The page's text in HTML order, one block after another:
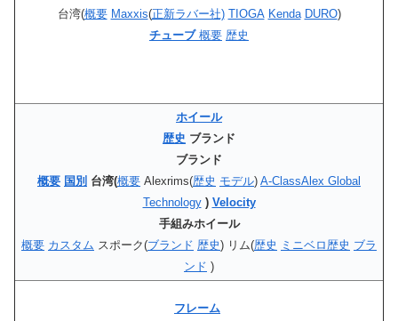
台湾(概要 Maxxis(正新ラバー社) TIOGA Kenda DURO)
チューブ 概要 歴史
ホイール
歴史 ブランド
ブランド
概要 国別 台湾(概要 Alexrims(歴史 モデル) A-ClassAlex Global
Technology) Velocity
手組みホイール
概要 カスタム スポーク(ブランド 歴史) リム(歴史 ミニベロ歴史 ブラ
ンド )
フレーム